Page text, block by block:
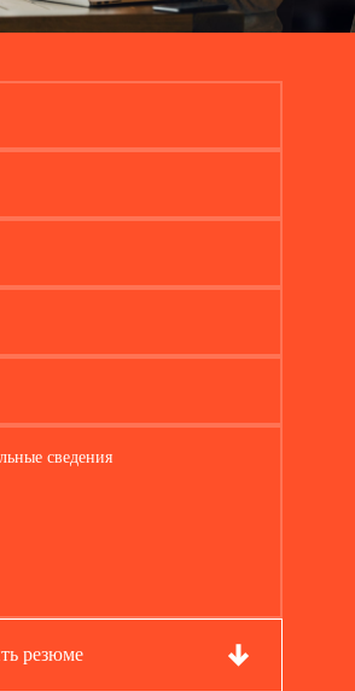
сведения
резюме